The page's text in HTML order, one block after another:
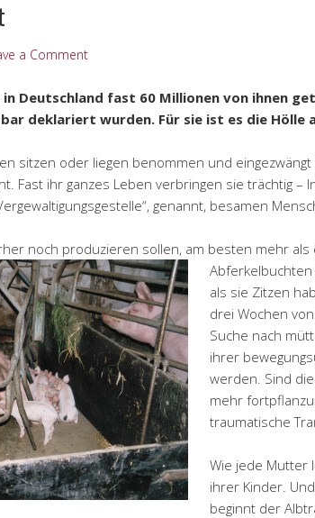
a Comment
in Deutschland fast 60 Millionen von ihnen
deklariert wurden. Für sie ist es die
sitzen oder liegen benommen und
Fast ihr ganzes Leben verbringen sie trächtig
genannt, besamen
noch produzieren sollen, am besten mehr als
als sie Zitzen
drei Wochen
Suche nach
ihrer
werden. Sind
mehr
traumatische
Wie jede Mutter
ihrer Kinder.
beginnt der